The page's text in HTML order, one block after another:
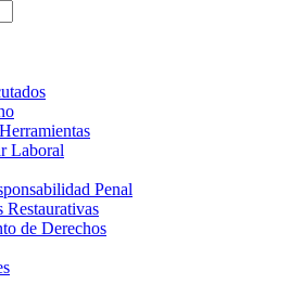
Laboral
Penal
Restaurativas
de Derechos